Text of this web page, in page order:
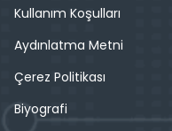
Kullanım Koşulları
Aydınlatma Metni
Çerez Politikası
Biyografi